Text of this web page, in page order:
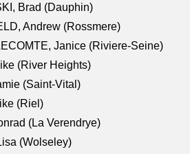
Brad (Dauphin)
Andrew (Rossmere)
Janice (Riviere-Seine)
(River Heights)
(Saint-Vital)
(Riel)
(La Verendrye)
(Wolseley)